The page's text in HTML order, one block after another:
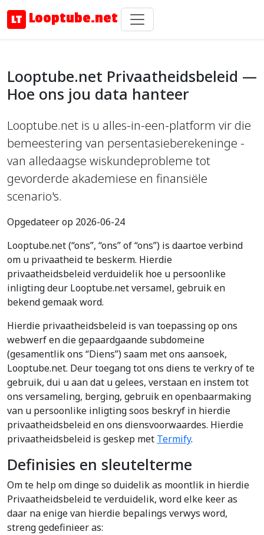
Looptube.net
Looptube.net Privaatheidsbeleid —
Hoe ons jou data hanteer
Looptube.net is u alles-in-een-platform vir die
bemeestering van persentasieberekeninge -
van alledaagse wiskundeprobleme tot
gevorderde akademiese en finansiële
scenario's.
Opgedateer op 2026-06-24
Looptube.net (“ons”, “ons” of “ons”) is daartoe verbind
om u privaatheid te beskerm. Hierdie
privaatheidsbeleid verduidelik hoe u persoonlike
inligting deur Looptube.net versamel, gebruik en
bekend gemaak word.
Hierdie privaatheidsbeleid is van toepassing op ons
webwerf en die gepaardgaande subdomeine
(gesamentlik ons “Diens”) saam met ons aansoek,
Looptube.net. Deur toegang tot ons diens te verkry of te
gebruik, dui u aan dat u gelees, verstaan en instem tot
ons versameling, berging, gebruik en openbaarmaking
van u persoonlike inligting soos beskryf in hierdie
privaatheidsbeleid en ons diensvoorwaardes. Hierdie
privaatheidsbeleid is geskep met Termify.
Definisies en sleutelterme
Om te help om dinge so duidelik as moontlik in hierdie
Privaatheidsbeleid te verduidelik, word elke keer as
daar na enige van hierdie bepalings verwys word,
streng gedefinieer as: